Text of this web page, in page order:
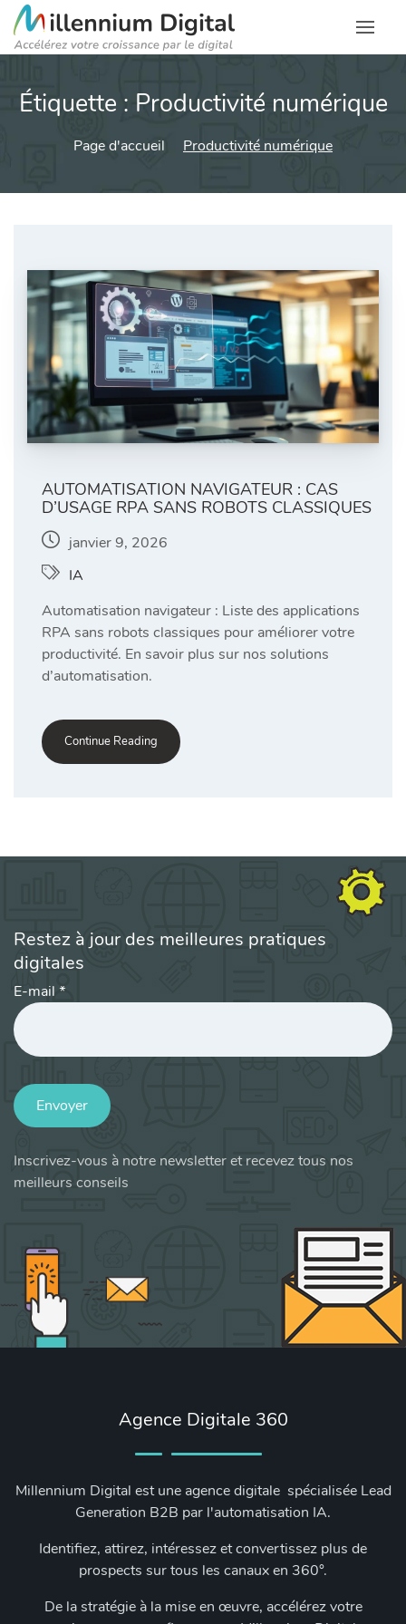
Étiquette : Productivité numérique
Page d'accueil Productivité numérique
AUTOMATISATION NAVIGATEUR : CAS
D’USAGE RPA SANS ROBOTS CLASSIQUES
janvier 9, 2026
IA
Automatisation navigateur : Liste des applications
RPA sans robots classiques pour améliorer votre
productivité. En savoir plus sur nos solutions
d’automatisation.
Continue Reading
Restez à jour des meilleures pratiques
digitales
E-mail *
Envoyer
Inscrivez-vous à notre newsletter et recevez tous nos
meilleurs conseils
Agence Digitale 360
Millennium Digital est une agence digitale spécialisée Lead
Generation B2B par l'automatisation IA.
Identifiez, attirez, intéressez et convertissez plus de
prospects sur tous les canaux en 360°.
De la stratégie à la mise en œuvre, accélérez votre